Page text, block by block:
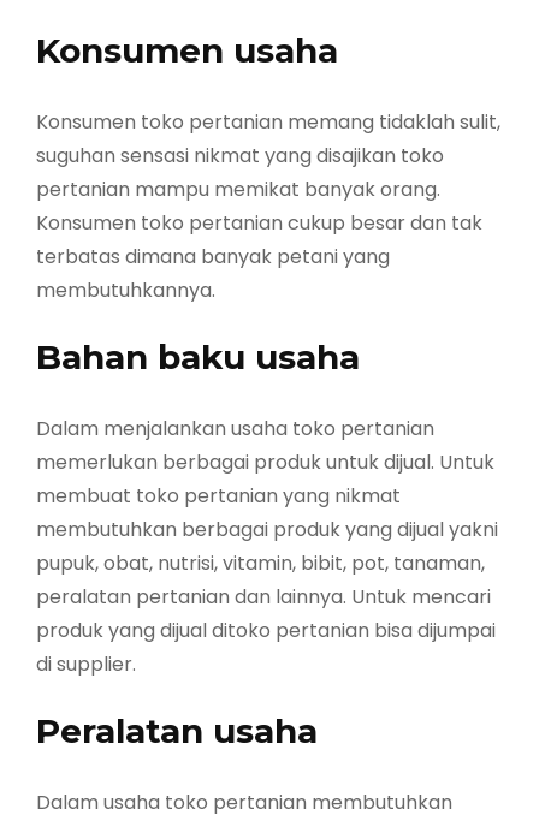
Konsumen usaha
Konsumen toko pertanian memang tidaklah sulit,
suguhan sensasi nikmat yang disajikan toko
pertanian mampu memikat banyak orang.
Konsumen toko pertanian cukup besar dan tak
terbatas dimana banyak petani yang
membutuhkannya.
Bahan baku usaha
Dalam menjalankan usaha toko pertanian
memerlukan berbagai produk untuk dijual. Untuk
membuat toko pertanian yang nikmat
membutuhkan berbagai produk yang dijual yakni
pupuk, obat, nutrisi, vitamin, bibit, pot, tanaman,
peralatan pertanian dan lainnya. Untuk mencari
produk yang dijual ditoko pertanian bisa dijumpai
di supplier.
Peralatan usaha
Dalam usaha toko pertanian membutuhkan